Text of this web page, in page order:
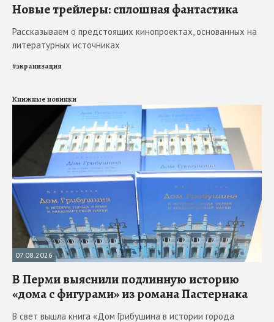
Новые трейлеры: сплошная фантастика
Рассказываем о предстоящих кинопроектах, основанных на
литературных источниках
#экранизация
Книжные новинки
07.08.2026
В Перми выяснили подлинную историю
«дома с фигурами» из романа Пастернака
В свет вышла книга «Дом Грибушина в истории города